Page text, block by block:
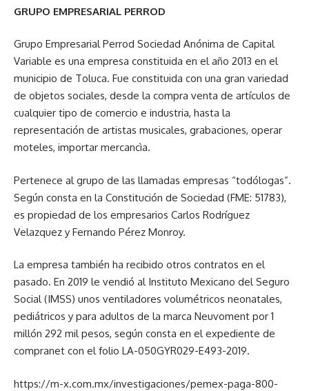
GRUPO EMPRESARIAL PERROD
Grupo Empresarial Perrod Sociedad Anónima de Capital
Variable es una empresa constituida en el año 2013 en el
municipio de Toluca. Fue constituida con una gran variedad
de objetos sociales, desde la compra venta de artículos de
cualquier tipo de comercio e industria, hasta la
representación de artistas musicales, grabaciones, operar
moteles, importar mercancìa.
Pertenece al grupo de las llamadas empresas “todólogas”.
Según consta en la Constitución de Sociedad (FME: 51783),
es propiedad de los empresarios Carlos Rodríguez
Velazquez y Fernando Pérez Monroy.
La empresa también ha recibido otros contratos en el
pasado. En 2019 le vendió al Instituto Mexicano del Seguro
Social (IMSS) unos ventiladores volumétricos neonatales,
pediátricos y para adultos de la marca Neuvoment por 1
millón 292 mil pesos, según consta en el expediente de
compranet con el folio LA-050GYR029-E493-2019.
https://m-x.com.mx/investigaciones/pemex-paga-800-